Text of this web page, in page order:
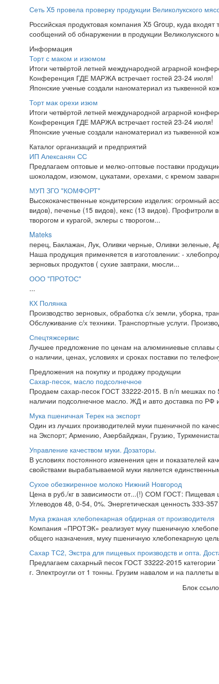
Сеть X5 провела проверку продукции Великолукского
Российская продуктовая компания X5 Group, куда
сообщений об обнаружении в продукции
Информация
Торт с маком и изюмом
Итоги четвёртой летней международной аграрной
Конференция ГДЕ МАРЖА встречает гостей 23-24 июля!
Японские ученые создали наноматериал из тыквенной
Торт мак орехи изюм
Итоги четвёртой летней международной аграрной
Конференция ГДЕ МАРЖА встречает гостей 23-24 июля!
Японские ученые создали наноматериал из тыквенной
Каталог организаций и предприятий
ИП Алексанян СС
Предлагаем оптовые и мелко-оптовые поставки
шоколадом, изюмом, цукатами, орехами, с кремом
МУП ЗГО "КОМФОРТ"
Высококачественные кондитерские изделия: огромный
видов), печенье (15 видов), кекс (13 видов).
творогом и курагой, эклеры с творогом...
Mateks
перец, Баклажан, Лук, Оливки черные, Оливки зеленые,
Наша продукция применяется в изготовлении: -
зерновых продуктов ( сухие завтраки, мюсли...
ООО "ПРОТОС"
...
КХ Полянка
Производство зерновых, обработка с/х земли, уборка,
Обслуживание с/х техники. Транспортные услуги.
Спецтяжсервис
Лучшее предложение по ценам на алюминиевые сплавы
о наличии, ценах, условиях и сроках поставки по
Предложения на покупку и продажу продукции
Сахар-песок, масло подсолнечное
Продаем сахар-песок ГОСТ 33222-2015. В п/п мешках по
наличии подсолнечное масло. ЖД и авто доставка по
Мука пшеничная Терек на экспорт
Один из лучших производителей муки пшеничной по
на Экспорт; Армению, Азербайджан, Грузию,
Управление качеством муки. Дозаторы.
В условиях постоянного изменения цен и показателей
свойствами вырабатываемой муки является
Сухое обезжиренное молоко Нижний Новгород
Цена в руб./кг в зависимости от...(!) СОМ ГОСТ: Пищевая
Углеводов 48, 0-54, 0%. Энергетическая ценность 333-
Мука ржаная хлебопекарная обдирная от производителя
Компания «ПРОТЭК» реализует муку пшеничную
общего назначения, муку пшеничную хлебопекарную
Сахар ТС2, Экстра для пищевых производств и опта.
Предлагаем сахарный песок ГОСТ 33222-2015
г. Электроугли от 1 тонны. Грузим навалом и на паллеты
Блок